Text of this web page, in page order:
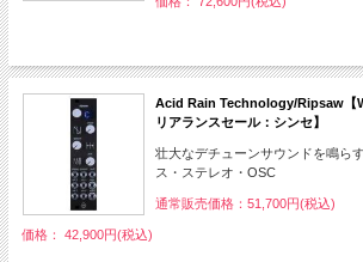
Acid Rain Technology/Ripsaw【
リアランスセール：シンセ】
壮大なデチューンサウンドを鳴ら
ス・ステレオ・OSC
通常販売価格：51,700円(税込)
価格： 42,900円(税込)